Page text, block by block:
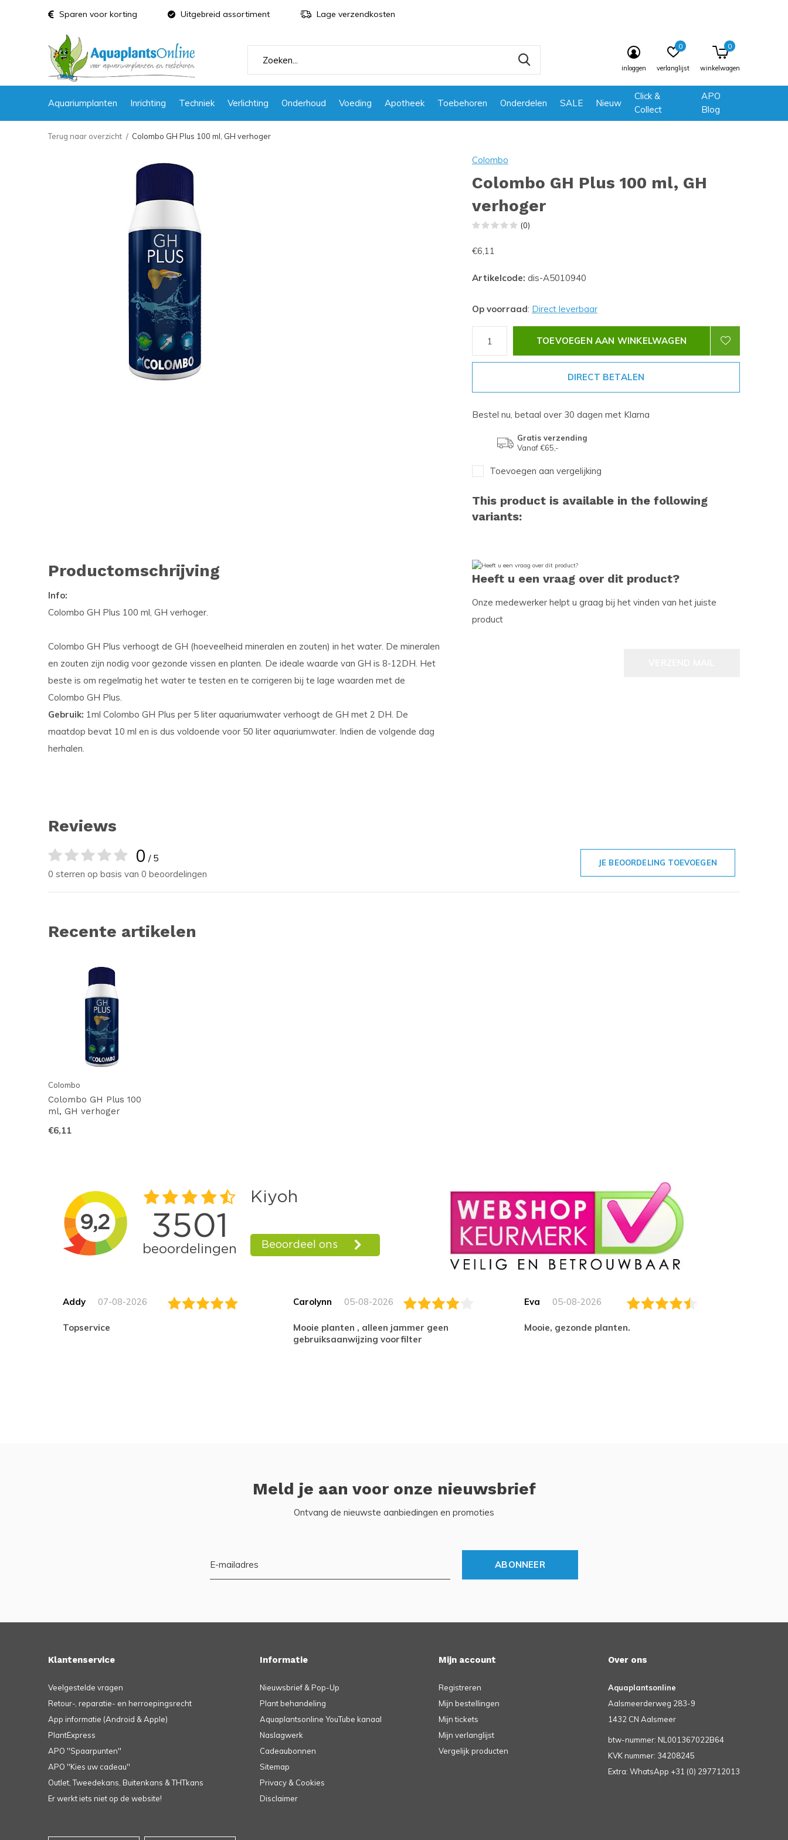
Aquariumplanten Inrichting Techniek Verlichting Onderhoud Voeding Apotheek Toebehoren Onderdelen SALE Nieuw
Click &
Collect
APO
Blog
inloggen verlanglijst
0
winkelwagen
0
Sparen voor korting Uitgebreid assortiment Lage verzendkosten
Terug naar overzicht Colombo GH Plus 100 ml, GH verhoger
Colombo
Colombo GH Plus 100 ml, GH
verhoger
(0)
€6,11
Artikelcode: dis-A5010940
Op voorraad: Direct leverbaar
TOEVOEGEN AAN WINKELWAGEN
DIRECT BETALEN
Bestel nu, betaal over 30 dagen met Klarna
Gratis verzending
Vanaf €65,-
Toevoegen aan vergelijking
This product is available in the following
variants:
Productomschrijving
Info:
Colombo GH Plus 100 ml, GH verhoger.
Colombo GH Plus verhoogt de GH (hoeveelheid mineralen en zouten) in het water. De mineralen
en zouten zijn nodig voor gezonde vissen en planten. De ideale waarde van GH is 8-12DH. Het
beste is om regelmatig het water te testen en te corrigeren bij te lage waarden met de
Colombo GH Plus.
Gebruik: 1ml Colombo GH Plus per 5 liter aquariumwater verhoogt de GH met 2 DH. De
maatdop bevat 10 ml en is dus voldoende voor 50 liter aquariumwater. Indien de volgende dag
herhalen.
Heeft u een vraag over dit product?
Onze medewerker helpt u graag bij het vinden van het juiste
product
Reviews
0 / 5
0 sterren op basis van 0 beoordelingen
JE BEOORDELING TOEVOEGEN
Recente artikelen
Colombo
Colombo GH Plus 100
ml, GH verhoger
€6,11
Addy 07-08-2026
topservice
Carolynn 05-08-2026
Mooie planten , alleen jammer geen
gebruiksaanwijzing voorfilter
Eva 05-08-2026
Mooie, gezonde planten.
Meld je aan voor onze nieuwsbrief
Ontvang de nieuwste aanbiedingen en promoties
ABONNEER
Klantenservice
Veelgestelde vragen
Retour-, reparatie- en herroepingsrecht
App informatie (Android & Apple)
PlantExpress
APO ''Spaarpunten''
APO ''Kies uw cadeau''
Outlet, Tweedekans, Buitenkans & THTkans
Er werkt iets niet op de website!
Informatie
Nieuwsbrief & Pop-Up
Plant behandeling
Aquaplantsonline YouTube kanaal
Naslagwerk
Cadeaubonnen
Sitemap
Privacy & Cookies
Disclaimer
Mijn account
Registreren
Mijn bestellingen
Mijn tickets
Mijn verlanglijst
Vergelijk producten
Over ons
Aquaplantsonline
Aalsmeerderweg 283-9
1432 CN Aalsmeer
btw-nummer: NL001367022B64
KVK nummer: 34208245
Extra: WhatsApp +31 (0) 297712013